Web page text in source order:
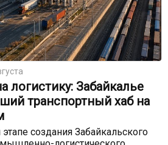
логистику: Забайкалье
транспортный хаб на
создания Забайкальского